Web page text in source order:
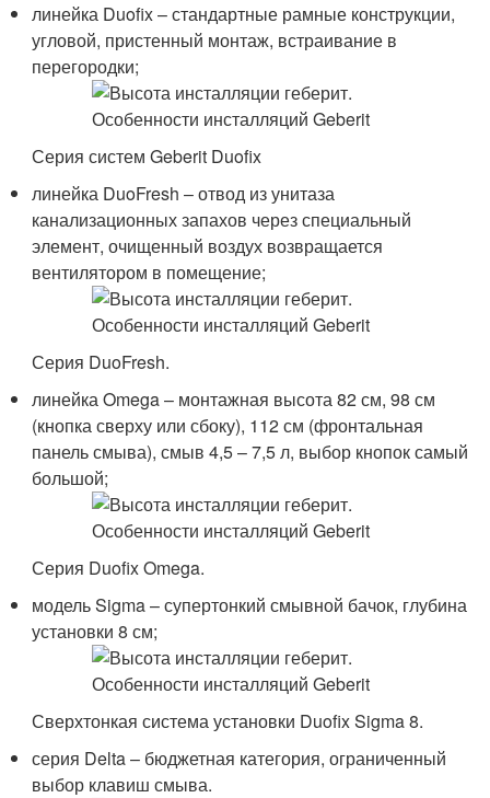
линейка Duofix – стандартные рамные конструкции,
угловой, пристенный монтаж, встраивание в
перегородки;
Серия систем Geberit Duofix
линейка DuoFresh – отвод из унитаза
канализационных запахов через специальный
элемент, очищенный воздух возвращается
вентилятором в помещение;
Серия DuoFresh.
линейка Omega – монтажная высота 82 см, 98 см
(кнопка сверху или сбоку), 112 см (фронтальная
панель смыва), смыв 4,5 – 7,5 л, выбор кнопок самый
большой;
Серия Duofix Omega.
модель Sigma – супертонкий смывной бачок, глубина
установки 8 см;
Сверхтонкая система установки Duofix Sigma 8.
серия Delta – бюджетная категория, ограниченный
выбор клавиш смыва.